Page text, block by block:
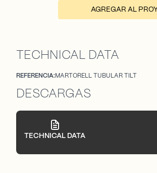
AGREGAR AL
TECHNICAL DATA
REFERENCIA:MARTORELL TUBULAR TILT
DESCARGAS
TECHNICAL DATA